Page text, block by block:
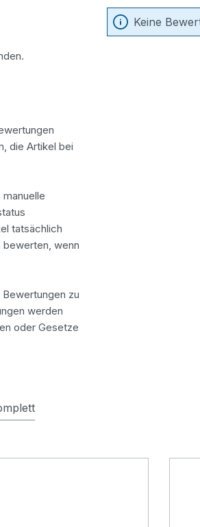
die Artikel bei
tatsächlich
bewerten, wenn
zu
werden
oder Gesetze
Keine